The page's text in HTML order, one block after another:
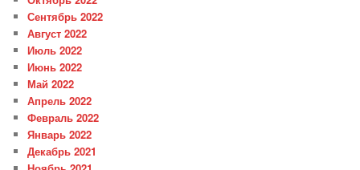
Сентябрь 2022
Август 2022
Июль 2022
Июнь 2022
Май 2022
Апрель 2022
Февраль 2022
Январь 2022
Декабрь 2021